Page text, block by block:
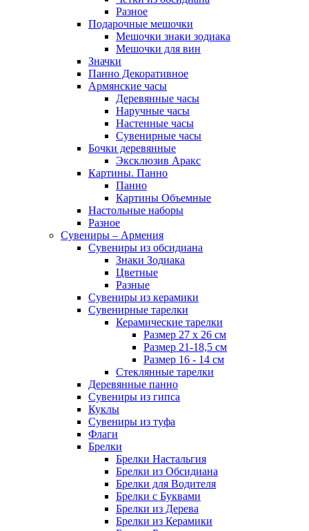
Разное
Подарочные мешочки
Мешочки знаки зодиака
Мешочки для вин
Значки
Панно Декоративное
Армянские часы
Деревянные часы
Наручные часы
Настенные часы
Сувенирные часы
Бочки деревянные
Эксклюзив Аракс
Картины. Панно
Панно
Картины Объемные
Настольные наборы
Разное
Сувениры – Армения
Сувениры из обсидиана
Знаки Зодиака
Цветные
Разные
Сувениры из керамики
Сувенирные тарелки
Керамические тарелки
Размер 27 х 26 см
Размер 21-18,5 см
Размер 16 - 14 см
Стеклянные тарелки
Деревянные панно
Сувениры из гипса
Куклы
Сувениры из туфа
Флаги
Брелки
Брелки Настальгия
Брелки из Обсидиана
Брелки для Водителя
Брелки с Буквами
Брелки из Дерева
Брелки из Керамики